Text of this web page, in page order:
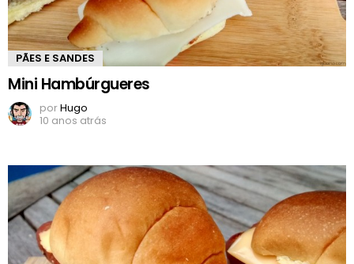
PÃES E SANDES
Mini Hambúrgueres
porHugo
10 anos atrás